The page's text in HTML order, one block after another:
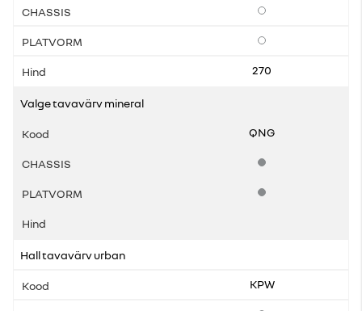
Lisavarustus
Lisavarustus
270
Valge tavavärv mineral
QNG
Standardvarustus
Standardvarustus
Hall tavavärv urban
KPW